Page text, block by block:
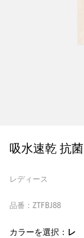
吸水速乾 抗
レディース
品番：ZTFBJ88
カラーを選択： レ